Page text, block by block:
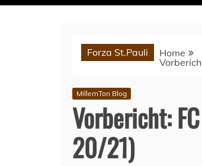
Forza St.Pauli Home
MillernTon Blog
Vorbericht:
20/21)